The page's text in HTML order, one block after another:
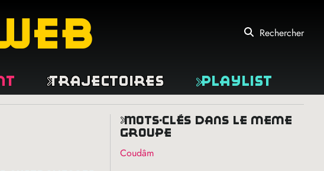
Rechercher
Trajectoires Playlist
mots-clés dans le même
groupe
Coudâm